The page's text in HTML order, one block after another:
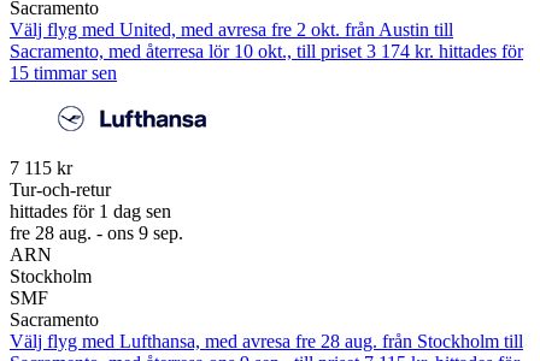
Sacramento
Välj flyg med United, med avresa fre 2 okt. från Austin till
Sacramento, med återresa lör 10 okt., till priset 3 174 kr. hittades för
15 timmar sen
7 115 kr
Tur-och-retur
hittades för 1 dag sen
fre 28 aug. - ons 9 sep.
ARN
Stockholm
SMF
Sacramento
Välj flyg med Lufthansa, med avresa fre 28 aug. från Stockholm till